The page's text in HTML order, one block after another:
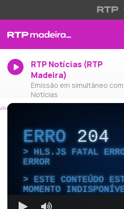
RTP Notícias (RTP
Madeira)
Emissão em simultâneo com
Notícias
ERRO204
HLS.JS FATAL
ERROR
ESTE CONTEÚDO
MOMENTO